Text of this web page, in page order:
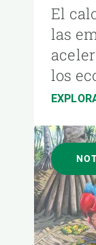
El
las
los